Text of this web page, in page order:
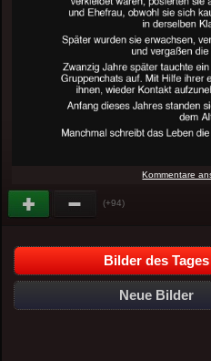
Kommentare
(+94)
Bilder des Tages
Neue Bilder